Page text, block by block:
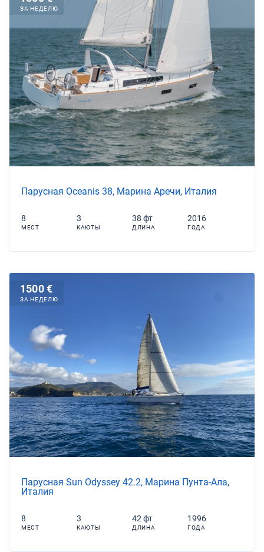
ЗА НЕДЕЛЮ
Парусная Oceanis 38, Марина Аречи, Италия
8
МЕСТ
3
КАЮТЫ
38 фт
ДЛИНА
2016
ГОДА
1500 €
ЗА НЕДЕЛЮ
Парусная Sun Odyssey 42.2, Марина Пунта-Ала,
Италия
8
МЕСТ
3
КАЮТЫ
42 фт
ДЛИНА
1996
ГОДА